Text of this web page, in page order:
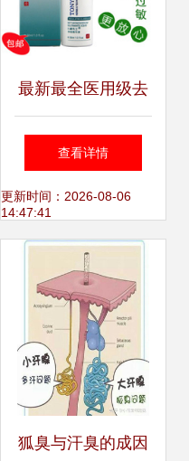
最新最全医用级去
狐臭返利优惠方案
——一淘网深度解
析与选购指南
查看详情
更新时间：2026-08-06
14:47:41
狐臭与汗臭的成因